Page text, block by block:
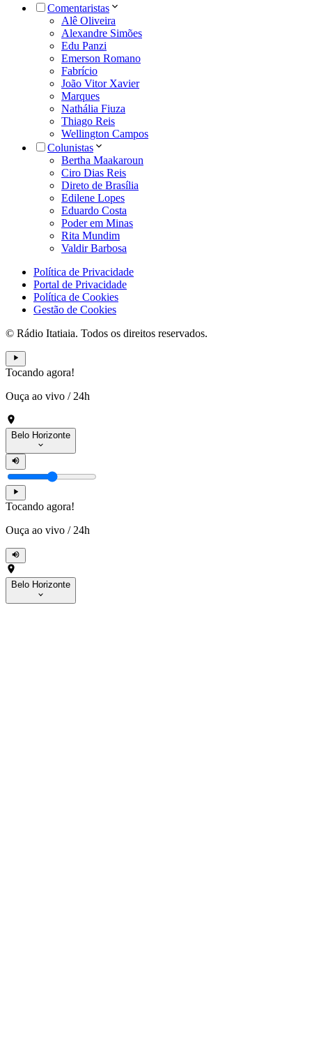
Comentaristas
Alê Oliveira
Alexandre Simões
Edu Panzi
Emerson Romano
Fabrício
João Vitor Xavier
Marques
Nathália Fiuza
Thiago Reis
Wellington Campos
Colunistas
Bertha Maakaroun
Ciro Dias Reis
Direto de Brasília
Edilene Lopes
Eduardo Costa
Poder em Minas
Rita Mundim
Valdir Barbosa
Política de Privacidade
Portal de Privacidade
Política de Cookies
Gestão de Cookies
© Rádio Itatiaia. Todos os direitos reservados.
Tocando agora!
Ouça ao vivo / 24h
Belo Horizonte
Tocando agora!
Ouça ao vivo / 24h
Belo Horizonte